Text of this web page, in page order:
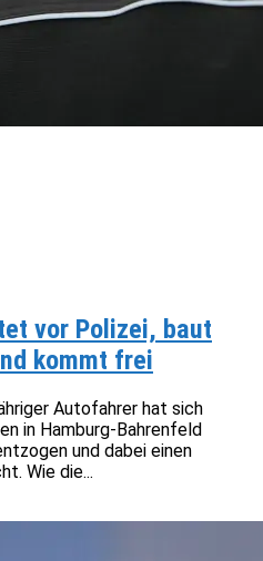
vor Polizei, baut
kommt frei
Autofahrer hat sich
in Hamburg-Bahrenfeld
und dabei einen
Wie die...